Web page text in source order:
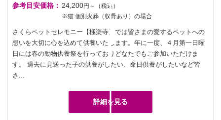
参考目安価格： 24,200円～（税込）
※猫 個別火葬（収骨あり）の場合
さくらペットセレモニー【極楽寺】では皆さまの愛するペットへの
想いを大切に心を込めて供養いたします。年に一度、４月第一日曜
日には春の動物供養祭を行っておりどなたでもご参加いただけま
す。 過去に見送った子の供養がしたい、命日供養がしたいなど皆
さ...
詳細を見る